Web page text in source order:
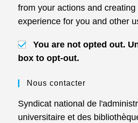
from your actions and creating
experience for you and other
You are not opted out.
box to opt-out.
Nous contacter
Syndicat national de
universitaire et des